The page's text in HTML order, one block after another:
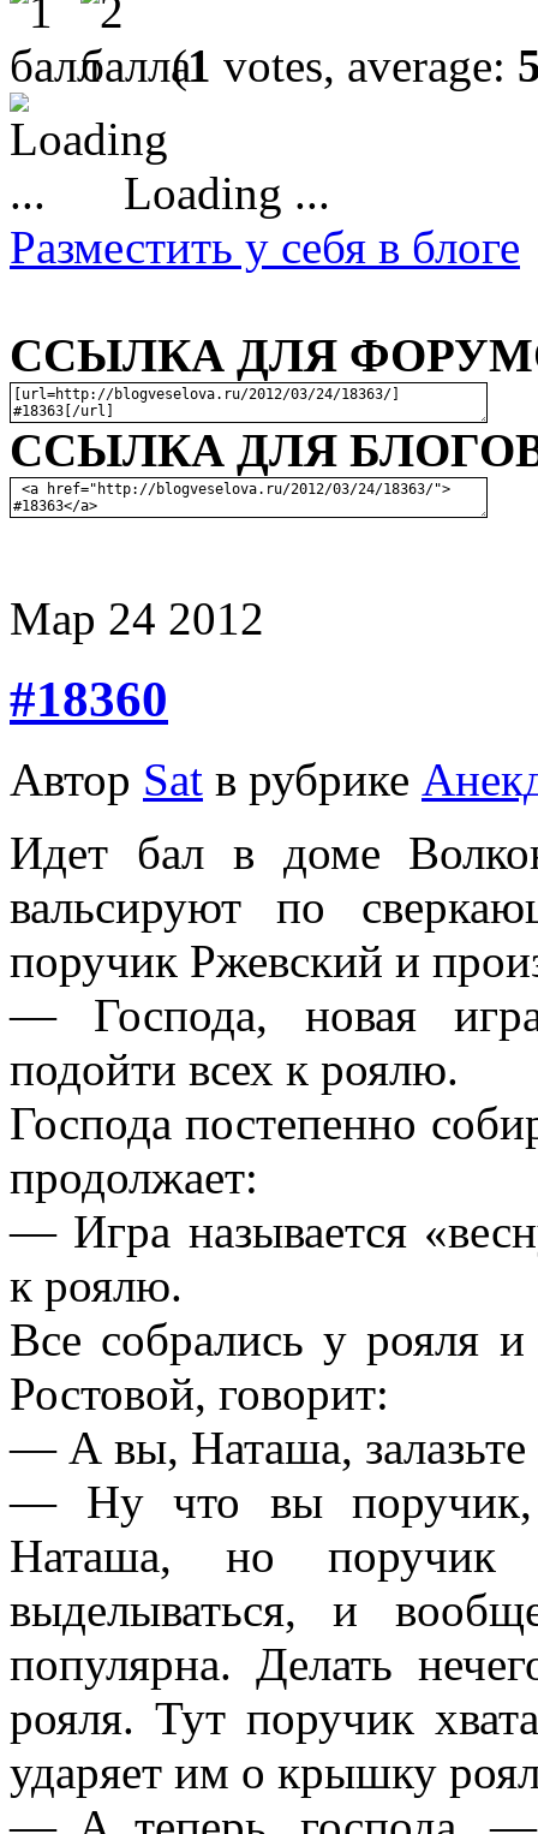
(1 votes, average:
Loading ...
Разместить у себя в блоге
ССЫЛКА ДЛЯ
ССЫЛКА ДЛЯ БЛОГОВ
Мар 24 2012
#18360
Автор Sat в рубрике
Идет бал в доме
вальсируют по
поручик Ржевский и
— Господа, новая
подойти всех к роялю.
Господа постепенно
продолжает:
— Игра называется
к роялю.
Все собрались у рояля
Ростовой, говорит:
— А вы, Наташа, залазьте
— Ну что вы поручик,
Наташа, но поручик
выделываться, и
популярна. Делать
рояля. Тут поручик
ударяет им о крышку